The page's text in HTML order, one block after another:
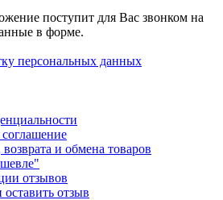
поступит для Вас звонком на
в форме.
персональных данных
соглашение
и обмена товаров
отзывов
оставить отзыв